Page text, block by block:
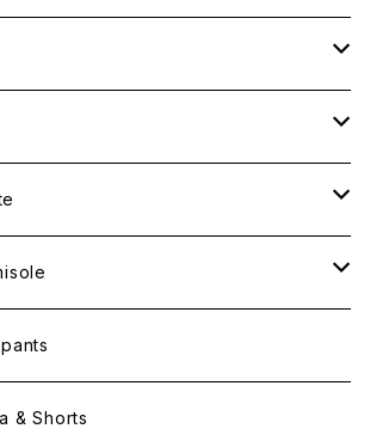
& Shorts